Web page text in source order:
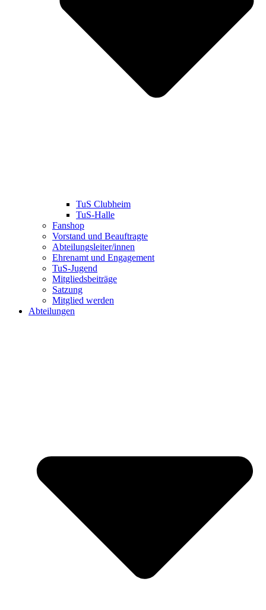
TuS Clubheim
TuS-Halle
Fanshop
Vorstand und Beauftragte
Abteilungsleiter/innen
Ehrenamt und Engagement
TuS-Jugend
Mitgliedsbeiträge
Satzung
Mitglied werden
Abteilungen